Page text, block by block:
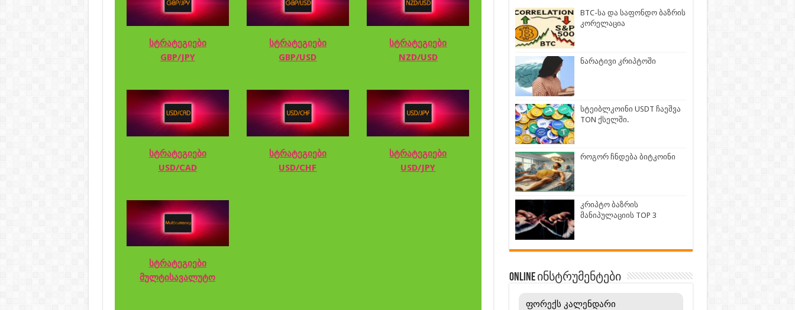
სტრატეგიები
GBP/JPY
სტრატეგიები
GBP/USD
სტრატეგიები
NZD/USD
სტრატეგიები
USD/CAD
სტრატეგიები
USD/CHF
სტრატეგიები
USD/JPY
სტრატეგიები
მულტისავალუტო
BTC-სა და საფონდო ბაზრის
კორელაცია
ნარატივი კრიპტოში
სტეიბლკოინი USDT ჩაეშვა
TON ქსელში.
როგორ ჩნდება ბიტკოინი
კრიპტო ბაზრის
მანიპულაციის TOP 3
ONLINE ინსტრუმენტები
ფორექს კალენდარი